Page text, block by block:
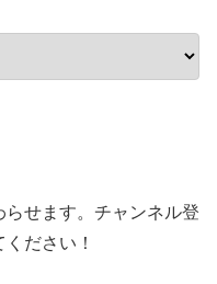
らせます。チャンネル登
ださい！